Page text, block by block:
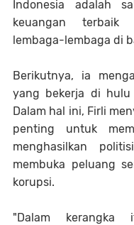
Indonesia adalah
keuangan terbaik
lembaga-lembaga di
Berikutnya, ia
yang bekerja di hulu
Dalam hal ini, Firli
penting untuk
menghasilkan
membuka peluang
korupsi.
"Dalam kerangka